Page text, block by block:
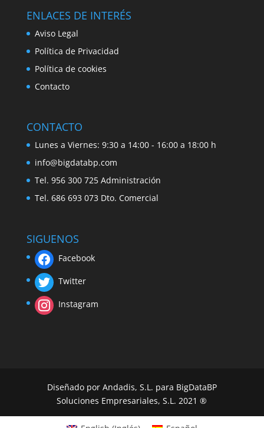
ENLACES DE INTERÉS
Aviso Legal
Política de Privacidad
Política de cookies
Contacto
CONTACTO
Lunes a Viernes: 9:30 a 14:00 - 16:00 a 18:00 h
info@bigdatabp.com
Tel. 956 300 725 Administración
Tel. 686 693 073 Dto. Comercial
SIGUENOS
Facebook
Twitter
Instagram
Diseñado por Andadis, S.L. para BigDataBP
Soluciones Empresariales, S.L. 2021 ®